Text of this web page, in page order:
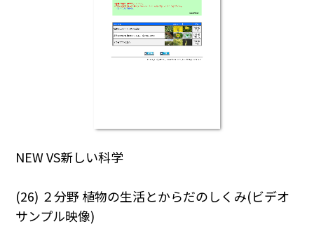
NEW VS新しい科学
(26) ２分野 植物の生活とからだのしくみ(ビデオ
サンプル映像)